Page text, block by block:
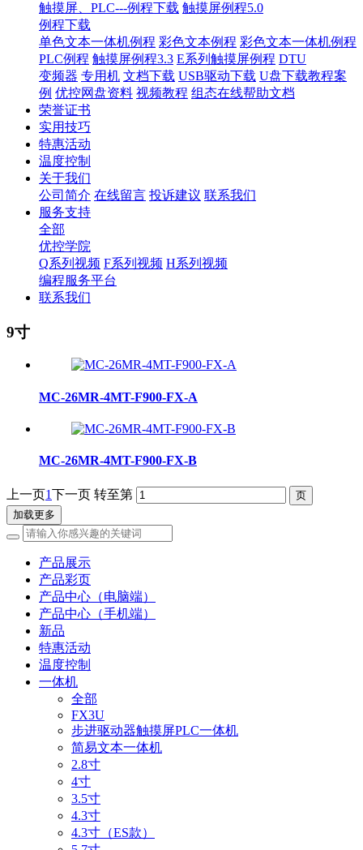
触摸屏、PLC---例程下载 触摸屏例程5.0
例程下载
单色文本一体机例程 彩色文本例程 彩色文本一体机例程
PLC例程 触摸屏例程3.3 E系列触摸屏例程 DTU
变频器 专用机 文档下载 USB驱动下载 U盘下载教程案
例 优控网盘资料 视频教程 组态在线帮助文档
荣誉证书
实用技巧
特惠活动
温度控制
关于我们
公司简介 在线留言 投诉建议 联系我们
服务支持
全部
优控学院
Q系列视频 F系列视频 H系列视频
编程服务平台
联系我们
9寸
MC-26MR-4MT-F900-FX-A
MC-26MR-4MT-F900-FX-B
上一页1下一页 转至第
加载更多
产品展示
产品彩页
产品中心（电脑端）
产品中心（手机端）
新品
特惠活动
温度控制
一体机
全部
FX3U
步进驱动器触摸屏PLC一体机
简易文本一体机
2.8寸
4寸
3.5寸
4.3寸
4.3寸（ES款）